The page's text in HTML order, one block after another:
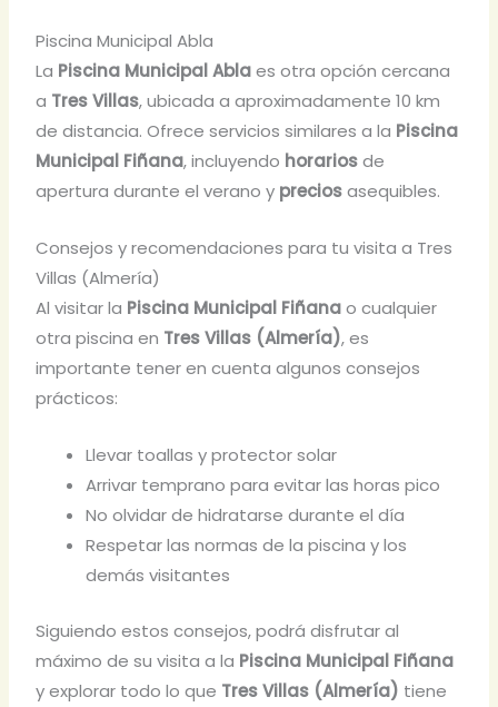
Piscina Municipal Abla
La Piscina Municipal Ablaes otra opción cercana
a Tres Villas, ubicada a aproximadamente 10 km
de distancia. Ofrece servicios similares a la Piscina
Municipal Fiñana, incluyendo horariosde
apertura durante el verano y preciosasequibles.
Consejos y recomendaciones para tu visita a Tres
Villas (Almería)
Al visitar la Piscina Municipal Fiñanao cualquier
otra piscina en Tres Villas (Almería), es
importante tener en cuenta algunos consejos
prácticos:
Llevar toallas y protector solar
Arrivar temprano para evitar las horas pico
No olvidar de hidratarse durante el día
Respetar las normas de la piscina y los
demás visitantes
Siguiendo estos consejos, podrá disfrutar al
máximo de su visita a la Piscina Municipal Fiñana
y explorar todo lo que Tres Villas (Almería) tiene